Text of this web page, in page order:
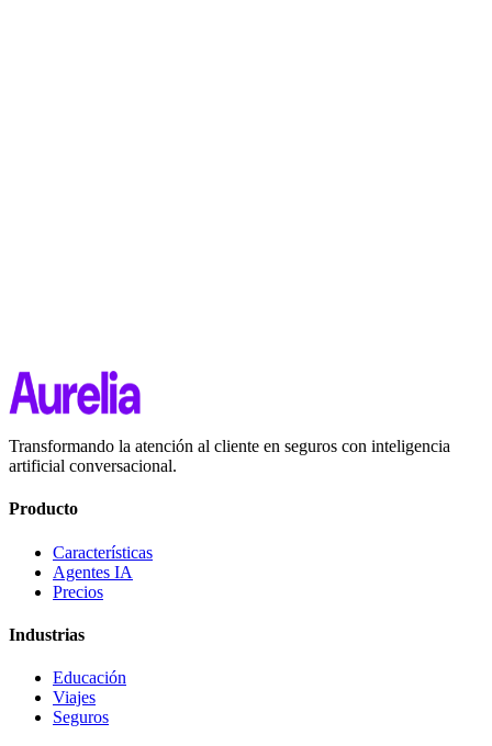
Transformando la atención al cliente en seguros con inteligencia
artificial conversacional.
Producto
Características
Agentes IA
Precios
Industrias
Educación
Viajes
Seguros